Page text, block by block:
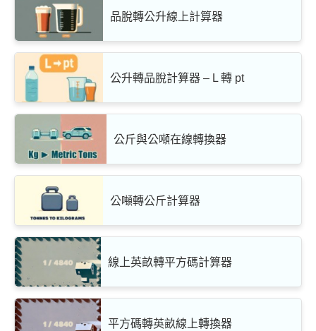
品脫轉公升線上計算器
公升轉品脫計算器 – L 轉 pt
公斤與公噸在線轉換器
公噸轉公斤計算器
線上英畝轉平方碼計算器
平方碼轉英畝線上轉換器